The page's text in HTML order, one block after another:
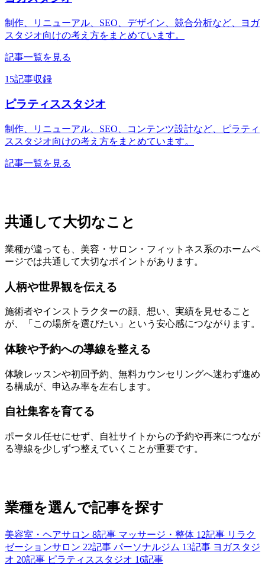
制作、リニューアル、SEO、デザイン、競合分析など、ヨガ
スタジオ向けの考え方をまとめています。
記事一覧を見る
15記事収録
ピラティススタジオ
制作、リニューアル、SEO、コンテンツ設計など、ピラティ
ススタジオ向けの考え方をまとめています。
記事一覧を見る
共通して大切なこと
業種が違っても、美容・サロン・フィットネス系のホームペ
ージでは共通して大切なポイントがあります。
人柄や世界観を伝える
施術者やインストラクターの顔、想い、実績を見せること
が、「この場所を選びたい」という安心感につながります。
体験や予約への導線を整える
体験レッスンや初回予約、無料カウンセリングへ迷わず進め
る構成が、申込み率を左右します。
自社集客を育てる
ポータル任せにせず、自社サイトからの予約や再来につなが
る導線を少しずつ整えていくことが重要です。
業種を選んで記事を探す
美容室・ヘアサロン 8記事 マッサージ・整体 12記事 リラク
ゼーションサロン 22記事 パーソナルジム 13記事 ヨガスタジ
オ 20記事 ピラティススタジオ 16記事